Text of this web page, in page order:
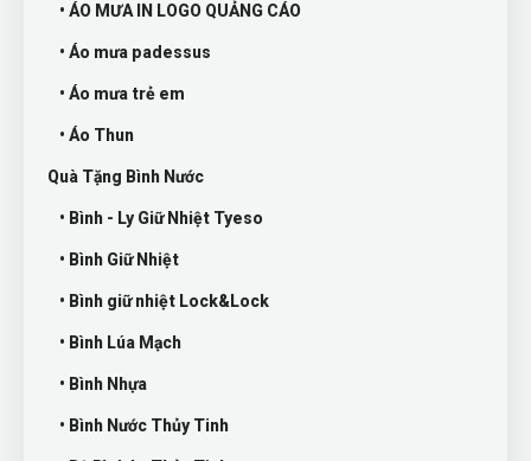
• ÁO MƯA IN LOGO QUẢNG CÁO
• Áo mưa padessus
• Áo mưa trẻ em
• Áo Thun
Quà Tặng Bình Nước
• Bình - Ly Giữ Nhiệt Tyeso
• Bình Giữ Nhiệt
• Bình giữ nhiệt Lock&Lock
• Bình Lúa Mạch
• Bình Nhựa
• Bình Nước Thủy Tinh